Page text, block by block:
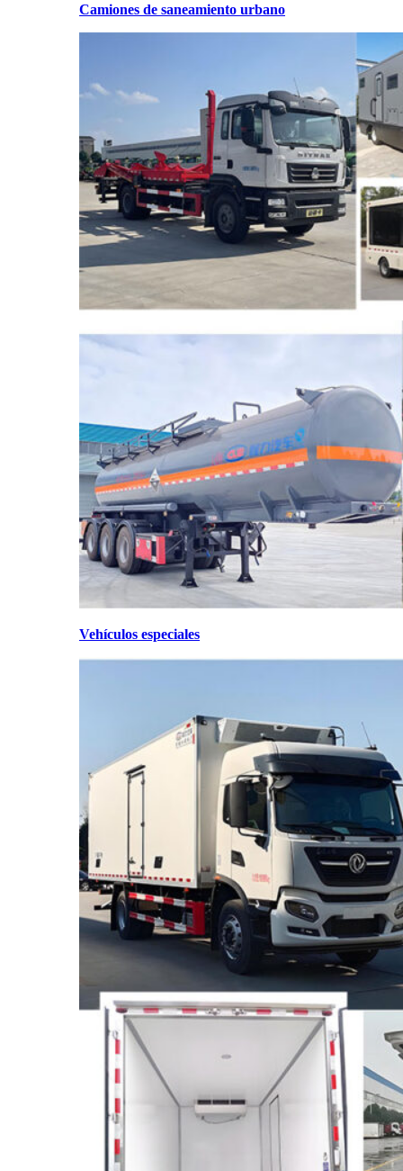
Camiones de saneamiento urbano
Vehículos especiales